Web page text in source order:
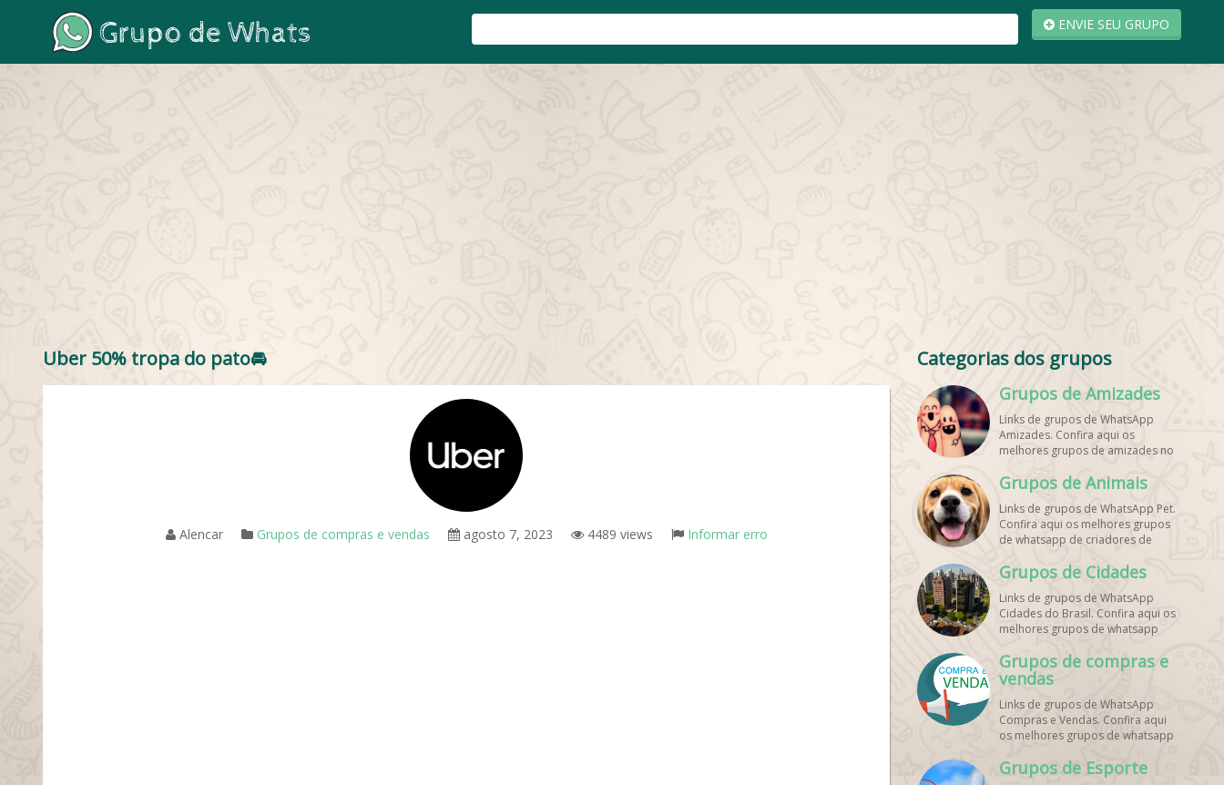
ENVIE SEU GRUPO
Uber 50% tropa do pato🚘
Alencar Grupos de compras e vendas agosto 7, 2023 4489 views Informar erro
Categorias dos grupos
Grupos de Amizades
Links de grupos de WhatsApp
Amizades. Confira aqui os
melhores grupos de amizades no
Grupos de Animais
Links de grupos de WhatsApp Pet.
Confira aqui os melhores grupos
de whatsapp de criadores de
Grupos de Cidades
Links de grupos de WhatsApp
Cidades do Brasil. Confira aqui os
melhores grupos de whatsapp
Grupos de compras e
vendas
Links de grupos de WhatsApp
Compras e Vendas. Confira aqui
os melhores grupos de whatsapp
Grupos de Esporte